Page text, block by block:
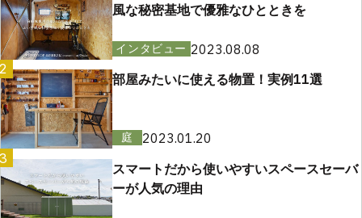
風な秘密基地で優雅なひとときを
インタビュー 2023.08.08
2
部屋みたいに使える物置！実例11選
庭
2023.01.20
スマートだから使いやすいスペースセーバ
ーが人気の理由